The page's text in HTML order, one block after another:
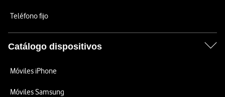
Teléfono fijo
Catálogo dispositivos
Móviles iPhone
Móviles Samsung